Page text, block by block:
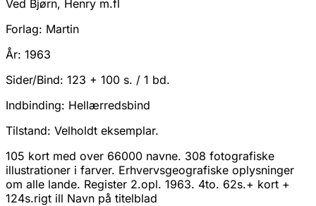
Ved Bjørn, Henry m.fl
Forlag: Martin
År: 1963
Sider/Bind: 123 + 100 s. / 1 bd.
Indbinding: Hellærredsbind
Tilstand: Velholdt eksemplar.
105 kort med over 66000 navne. 308 fotografiske
illustrationer i farver. Erhvervsgeografiske oplysninger
om alle lande. Register 2.opl. 1963. 4to. 62s.+ kort +
124s.rigt ill Navn på titelblad